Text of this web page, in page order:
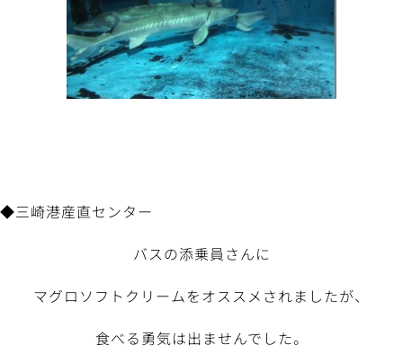
◆三崎港産直センター
バスの添乗員さんに
マグロソフトクリームをオススメされましたが、
食べる勇気は出ませんでした。